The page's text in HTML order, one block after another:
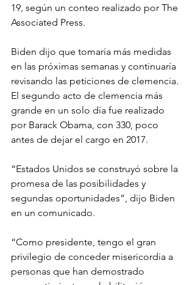
19, según un conteo realizado por The
Associated Press.
Biden dijo que tomaría más medidas
en las próximas semanas y continuaría
revisando las peticiones de clemencia.
El segundo acto de clemencia más
grande en un solo día fue realizado
por Barack Obama, con 330, poco
antes de dejar el cargo en 2017.
“Estados Unidos se construyó sobre la
promesa de las posibilidades y
segundas oportunidades”, dijo Biden
en un comunicado.
“Como presidente, tengo el gran
privilegio de conceder misericordia a
personas que han demostrado